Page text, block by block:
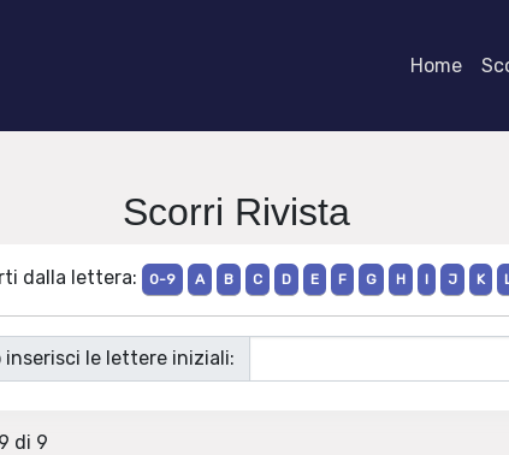
Home
Scorri Rivista
dalla lettera: 0-9 A B C D E F G H I J K
inserisci le lettere iniziali:
di 9